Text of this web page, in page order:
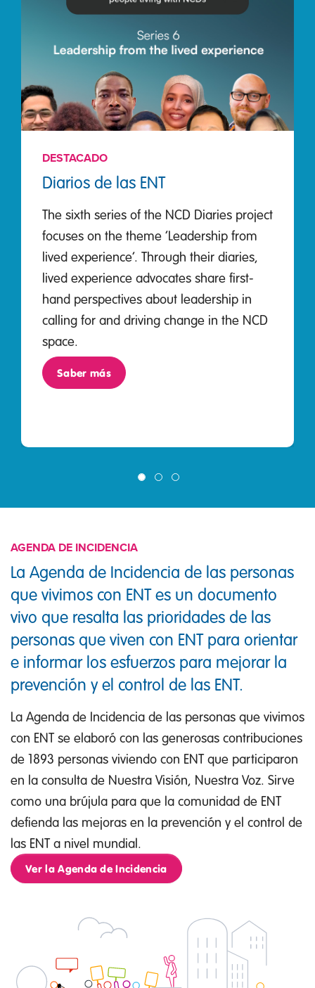
DESTACADO
Diarios de las ENT
The sixth series of the NCD Diaries project
focuses on the theme ‘Leadership from
lived experience’. Through their diaries,
lived experience advocates share first-
hand perspectives about leadership in
calling for and driving change in the NCD
space.
Saber más
AGENDA DE INCIDENCIA
La Agenda de Incidencia de las personas
que vivimos con ENT es un documento
vivo que resalta las prioridades de las
personas que viven con ENT para orientar
e informar los esfuerzos para mejorar la
prevención y el control de las ENT.
La Agenda de Incidencia de las personas que vivimos
con ENT se elaboró con las generosas contribuciones
de 1893 personas viviendo con ENT que participaron
en la consulta de Nuestra Visión, Nuestra Voz. Sirve
como una brújula para que la comunidad de ENT
defienda las mejoras en la prevención y el control de
las ENT a nivel mundial.
Ver la Agenda de Incidencia